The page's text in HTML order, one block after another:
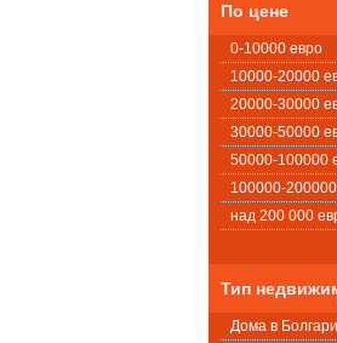
По цене
0-10000 евро
10000-20000
20000-30000
30000-50000
50000-100000
100000-
над 200 000
Тип
Дома в